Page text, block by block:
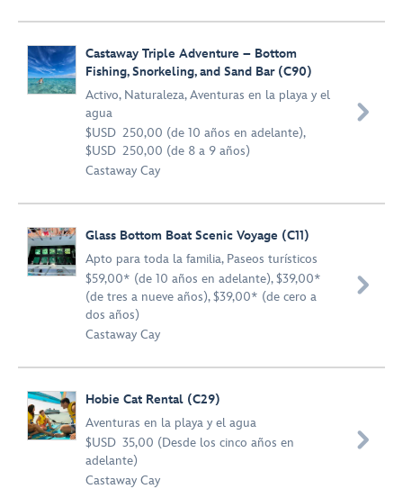
Castaway Triple Adventure – Bottom
Fishing, Snorkeling, and Sand Bar (C90)
Activo, Naturaleza,Aventuras en la playa y el
agua
$USD 250,00 (de 10 años en adelante),
$USD 250,00 (de 8 a 9 años)
Castaway Cay

Glass Bottom Boat Scenic Voyage (C11)
Apto para toda la familia, Paseos turísticos
$59,00* (de 10 años en adelante), $39,00*
(de tres a nueve años), $39,00* (de cero a
dos años)
Castaway Cay

Hobie Cat Rental (C29)
Aventuras en la playa y el agua
$USD 35,00 (Desde los cinco años en
adelante)
Castaway Cay
